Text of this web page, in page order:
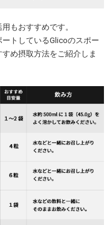
もおすすめです。
トしているGlicoのスポー
め摂取方法をご紹介しま